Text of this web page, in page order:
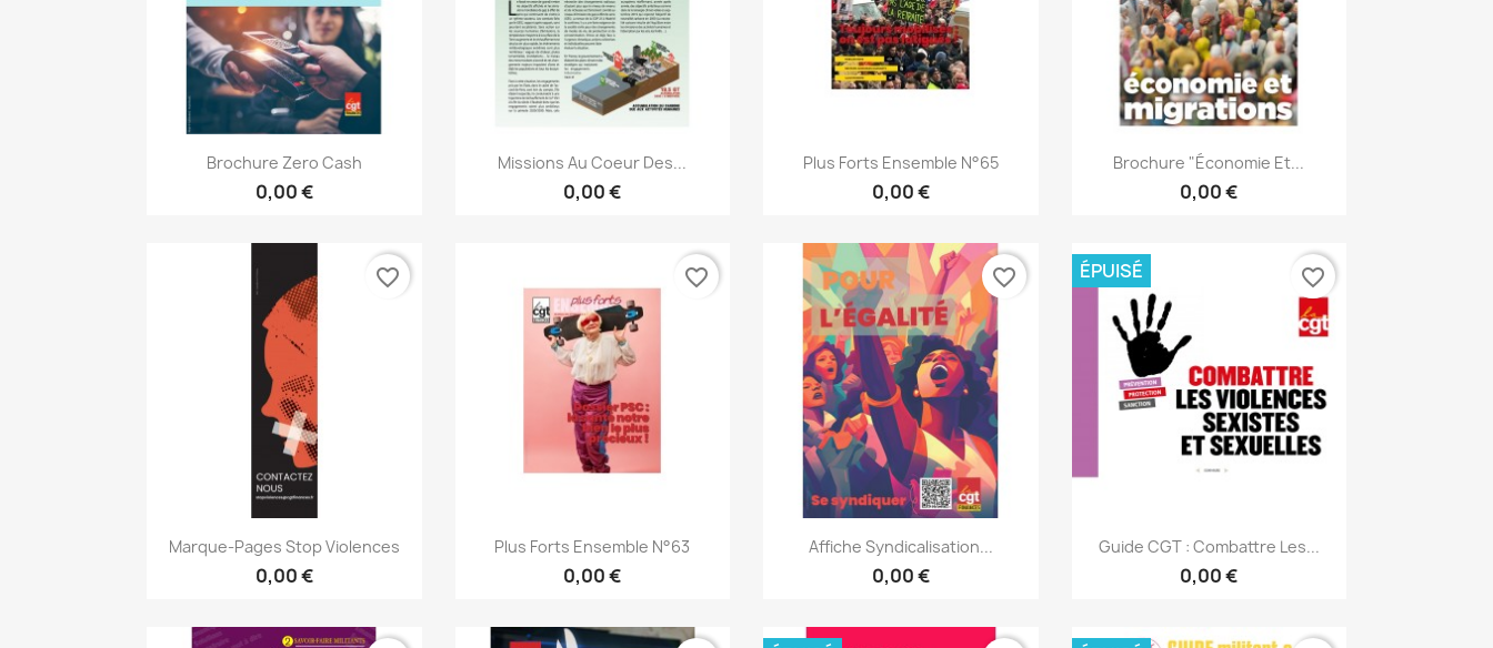
Aperçu rapide
Brochure Zero Cash
0,00 €
Aperçu rapide
Missions Au Coeur Des...
0,00 €
Aperçu rapide
Plus Forts Ensemble N°65
0,00 €
Aperçu rapide
Brochure "Économie Et...
0,00 €
Aperçu rapide
Marque-Pages Stop Violences
0,00 €
favorite_border
Aperçu rapide
Plus Forts Ensemble N°63
0,00 €
favorite_border
Aperçu rapide
Affiche Syndicalisation...
0,00 €
favorite_border
Aperçu rapide
Guide CGT : Combattre Les...
0,00 €
ÉPUISÉ favorite_border